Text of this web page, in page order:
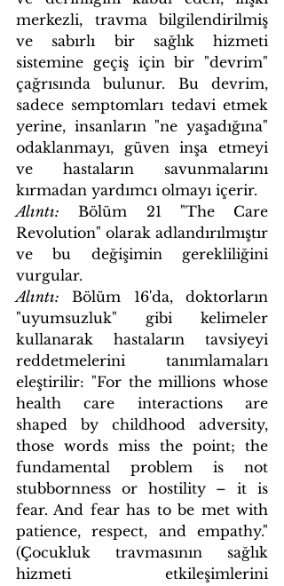
merkezli, travma bilgilendirilmiş
ve sabırlı bir sağlık hizmeti
sistemine geçiş için bir "devrim"
çağrısında bulunur. Bu devrim,
sadece semptomları tedavi etmek
yerine, insanların "ne yaşadığına"
odaklanmayı, güven inşa etmeyi
ve hastaların savunmalarını
kırmadan yardımcı olmayı içerir.
Alıntı: Bölüm 21 "The Care
Revolution" olarak adlandırılmıştır
ve bu değişimin gerekliliğini
vurgular.
Alıntı: Bölüm 16'da, doktorların
"uyumsuzluk" gibi kelimeler
kullanarak hastaların tavsiyeyi
reddetmelerini tanımlamaları
eleştirilir: "For the millions whose
health care interactions are
shaped by childhood adversity,
those words miss the point; the
fundamental problem is not
stubbornness or hostility – it is
fear. And fear has to be met with
patience, respect, and empathy."
(Çocukluk travmasının sağlık
hizmeti etkileşimlerini